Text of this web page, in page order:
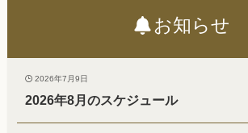
お知らせ
2026年7月9日
2026年8月のスケジュール